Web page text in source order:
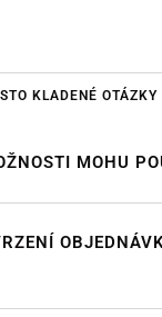
KLADENÉ OTÁZKY
MOHU
od 12:00do 9. srpnasi